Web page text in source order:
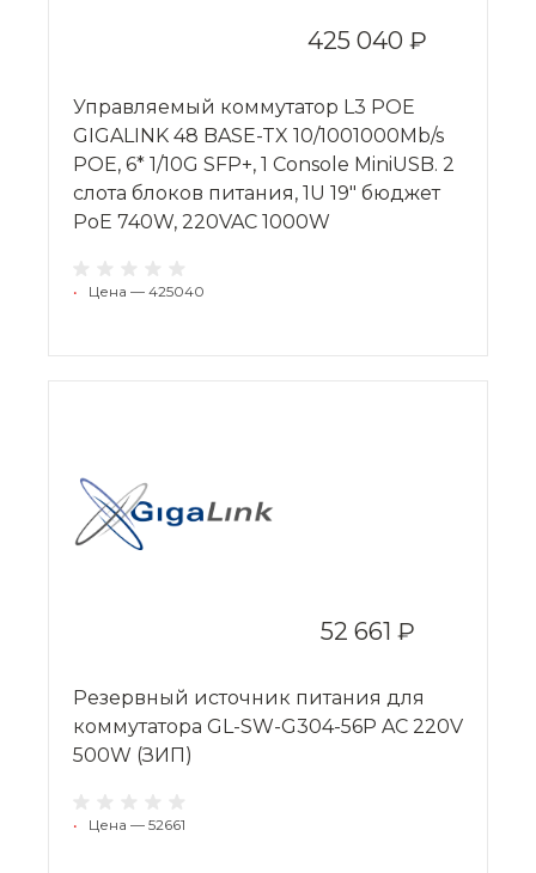
425 040 ₽
Управляемый коммутатор L3 POE
GIGALINK 48 BASE-TX 10/1001000Mb/s
POE, 6* 1/10G SFP+, 1 Console MiniUSB. 2
слота блоков питания, 1U 19" бюджет
PoE 740W, 220VAC 1000W
• Цена — 425040
52 661 ₽
Резервный источник питания для
коммутатора GL-SW-G304-56P AC 220V
500W (ЗИП)
• Цена — 52661